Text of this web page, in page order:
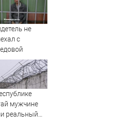
поднятой
не
с
мужчине
реальный